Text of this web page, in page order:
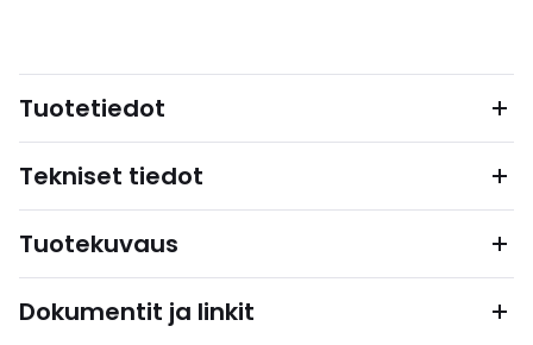
Tuotetiedot
Tekniset tiedot
Tuotekuvaus
Dokumentit ja linkit